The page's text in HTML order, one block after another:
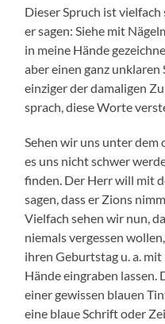
Dieser Spruch ist
er sagen: Siehe mit
in meine Hände
aber einen ganz
einziger der damaligen
sprach, diese Worte
Sehen wir uns unter dem
es uns nicht schwer
finden. Der Herr will mit
sagen, dass er Zions
Vielfach sehen wir nun,
niemals vergessen
ihren Geburtstag u. a.
Hände eingraben
einer gewissen blauen
eine blaue Schrift oder